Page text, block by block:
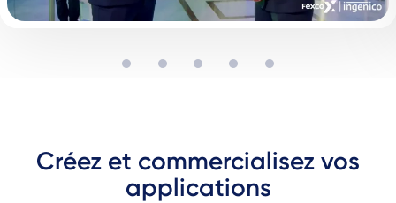
Créez et commercialisez vos
applications